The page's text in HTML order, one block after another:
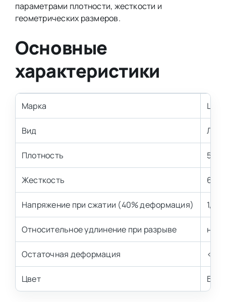
параметрами плотности, жесткости и
геометрических размеров.
Основные
характеристики
Марка
Вид
Плотность 50
Жесткость 6
Напряжение при сжатии (40% деформация) 1,4-
Относительное удлинение при разрыве не
Остаточная деформация <
Цвет